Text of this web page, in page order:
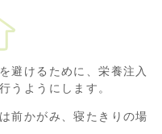
避けるために、栄養注入
うようにします。
前かがみ、寝たきりの場